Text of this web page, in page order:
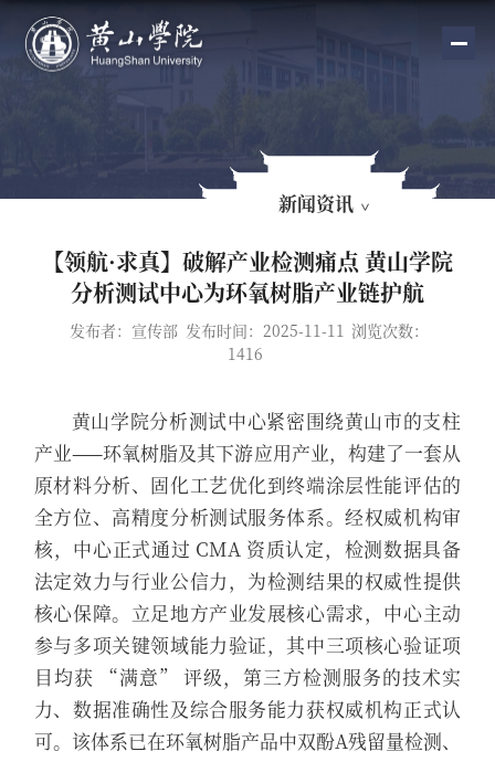
新闻资讯
【领航·求真】破解产业检测痛点 黄山学院
分析测试中心为环氧树脂产业链护航
发布者：宣传部 发布时间：2025-11-11 浏览次数：
1416
黄山学院分析测试中心紧密围绕黄山市的支柱
产业——环氧树脂及其下游应用产业，构建了一套从
原材料分析、固化工艺优化到终端涂层性能评估的
全方位、高精度分析测试服务体系。经权威机构审
核，中心正式通过 CMA 资质认定，检测数据具备
法定效力与行业公信力，为检测结果的权威性提供
核心保障。立足地方产业发展核心需求，中心主动
参与多项关键领域能力验证，其中三项核心验证项
目均获 “满意” 评级，第三方检测服务的技术实
力、数据准确性及综合服务能力获权威机构正式认
可。该体系已在环氧树脂产品中双酚A残留量检测、